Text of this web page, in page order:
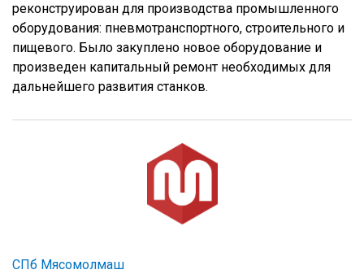
реконструирован для производства промышленного
оборудования: пневмотранспортного, строительного и
пищевого. Было закуплено новое оборудование и
произведен капитальный ремонт необходимых для
дальнейшего развития станков.
СПб Мясомолмаш